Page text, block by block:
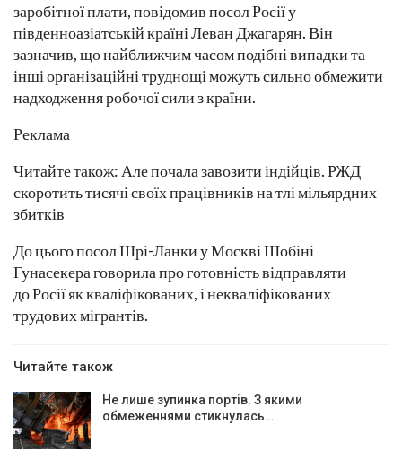
заробітної плати, повідомив посол Росії у
південноазіатській країні Леван Джагарян. Він
зазначив, що найближчим часом подібні випадки та
інші організаційні труднощі можуть сильно обмежити
надходження робочої сили з країни.
Реклама
Читайте також: Але почала завозити індійців. РЖД
скоротить тисячі своїх працівників на тлі мільярдних
збитків
До цього посол Шрі-Ланки у Москві Шобіні
Гунасекера говорила про готовність відправляти
до Росії як кваліфікованих, і некваліфікованих
трудових мігрантів.
Читайте також
Не лише зупинка портів. З якими
обмеженнями стикнулась…